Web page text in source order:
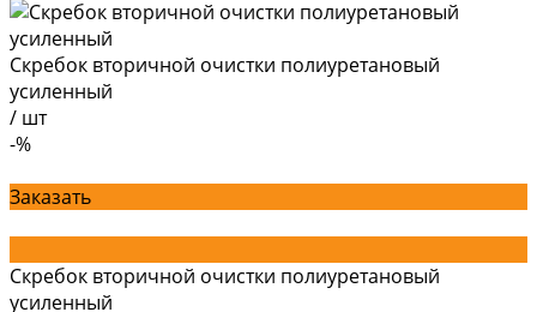
Скребок вторичной очистки полиуретановый
усиленный
/ шт
-%
Заказать
Скребок вторичной очистки полиуретановый
усиленный